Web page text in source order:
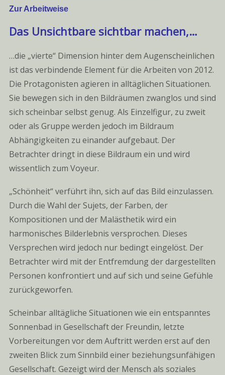
Zur Arbeitweise
Das Unsichtbare sichtbar machen,…
…die „vierte“ Dimension hinter dem Augenscheinlichen
ist das verbindende Element für die Arbeiten von 2012.
Die Protagonisten agieren in alltäglichen Situationen.
Sie bewegen sich in den Bildräumen zwanglos und sind
sich scheinbar selbst genug. Als Einzelfigur, zu zweit
oder als Gruppe werden jedoch im Bildraum
Abhängigkeiten zu einander aufgebaut. Der
Betrachter dringt in diese Bildraum ein und wird
wissentlich zum Voyeur.
„Schönheit“ verführt ihn, sich auf das Bild einzulassen.
Durch die Wahl der Sujets, der Farben, der
Kompositionen und der Malästhetik wird ein
harmonisches Bilderlebnis versprochen. Dieses
Versprechen wird jedoch nur bedingt eingelöst. Der
Betrachter wird mit der Entfremdung der dargestellten
Personen konfrontiert und auf sich und seine Gefühle
zurückgeworfen.
Scheinbar alltägliche Situationen wie ein entspanntes
Sonnenbad in Gesellschaft der Freundin, letzte
Vorbereitungen vor dem Auftritt werden erst auf den
zweiten Blick zum Sinnbild einer beziehungsunfähigen
Gesellschaft. Gezeigt wird der Mensch als soziales